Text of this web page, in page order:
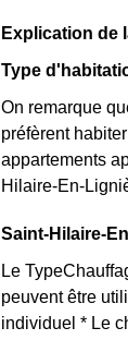
Explication de
Type
On remarque
préfèrent
appartements
Hilaire-En-
Saint-Hilaire-
Le
peuvent être
individuel * Le